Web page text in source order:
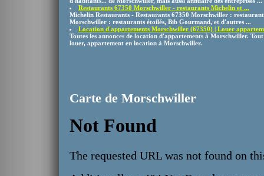
Restaurants 67350 Morschwiller - restaurants Michelin et ...
Michelin Restaurants - Restaurants 67350 Morschwiller :
Morschwiller : restaurants étoilés, Bib Gourmand, et d'autres ...
Location d'appartements Morschwiller (67350) | Louer
Toutes les annonces de location d'appartements à Morschwiller.
louer, appartement en location à Morschwiller.
Carte de Morschwiller